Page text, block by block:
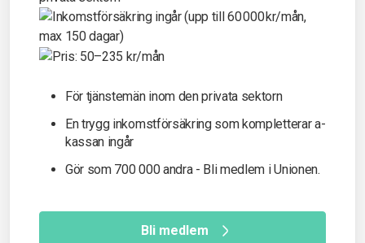
För tjänstemän inom den privata sektorn
En trygg inkomst­försäkring som kompletterar a-
kassan ingår
Gör som 700 000 andra - Bli medlem i Unionen.
Bli medlem